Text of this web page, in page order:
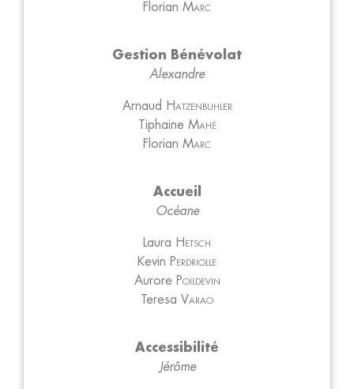
Florian Marc
Gestion Bénévolat
Alexandre
Arnaud Hatzenbuhler
Tiphaine Mahé
Florian Marc
Accueil
Océane
Laura Hetsch
Kevin Perdriolle
Aurore Poildevin
Teresa Varao
Accessibilité
Jérôme